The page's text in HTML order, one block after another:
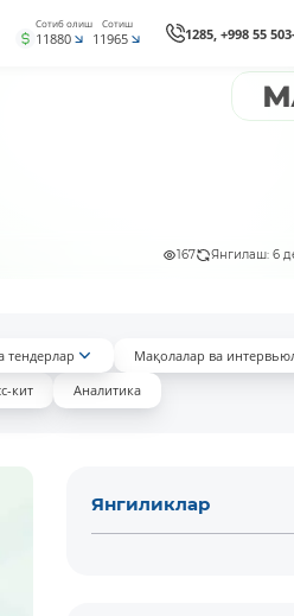
Сотиб олиш
11880
Сотиш
11965 1285, +998 55
167 Янгилаш: 6
тендерлар
Мақолалар ва
кит
Аналитика
Янгиликлар